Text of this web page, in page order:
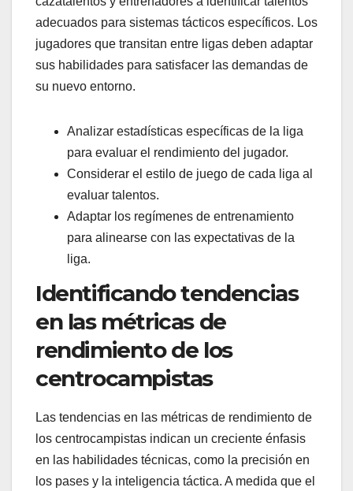
adecuados para sistemas tácticos específicos. Los
jugadores que transitan entre ligas deben adaptar
sus habilidades para satisfacer las demandas de
su nuevo entorno.
Analizar estadísticas específicas de la liga
para evaluar el rendimiento del jugador.
Considerar el estilo de juego de cada liga al
evaluar talentos.
Adaptar los regímenes de entrenamiento
para alinearse con las expectativas de la
liga.
Identificando tendencias
en las métricas de
rendimiento de los
centrocampistas
Las tendencias en las métricas de rendimiento de
los centrocampistas indican un creciente énfasis
en las habilidades técnicas, como la precisión en
los pases y la inteligencia táctica. A medida que el